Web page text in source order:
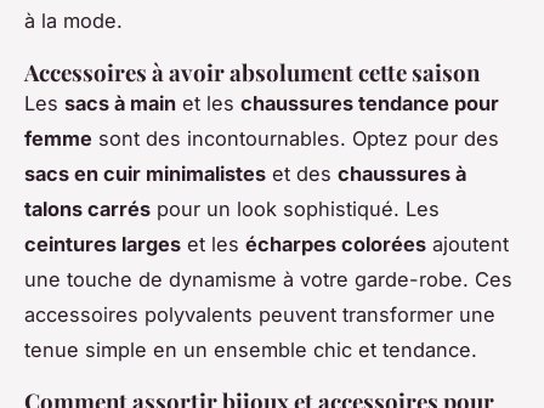
à la mode.
Accessoires à avoir absolument cette saison
Les sacs à main et les chaussures tendance pour
femme sont des incontournables. Optez pour des
sacs en cuir minimalistes et des chaussures à
talons carrés pour un look sophistiqué. Les
ceintures larges et les écharpes colorées ajoutent
une touche de dynamisme à votre garde-robe. Ces
accessoires polyvalents peuvent transformer une
tenue simple en un ensemble chic et tendance.
Comment assortir bijoux et accessoires pour